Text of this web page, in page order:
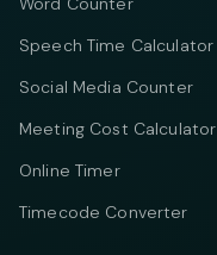
Speech Time Calculator
Social Media Counter
Meeting Cost Calculator
Online Timer
Timecode Converter